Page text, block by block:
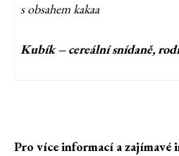
s obsahem kakaa
Kubík – cereální snídaně,
Pro více informací a zajímavé